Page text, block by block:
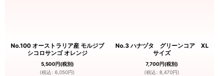
No.100 オーストラリア産 モルジブ
シコロサンゴ オレンジ
5,500円(税別)
(税込 : 6,050円)
No.3 ハナヅタ グリーンコア XL
サイズ
7,700円(税別)
(税込 : 8,470円)